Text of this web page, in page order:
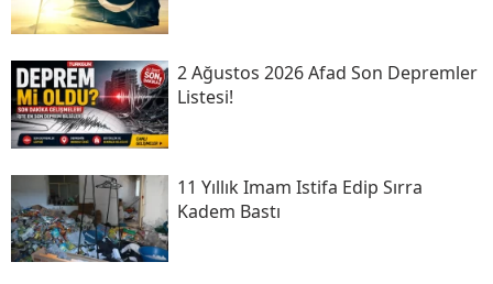
2 Ağustos 2026 Afad Son Depremler
Listesi!
11 Yıllık Imam Istifa Edip Sırra
Kadem Bastı